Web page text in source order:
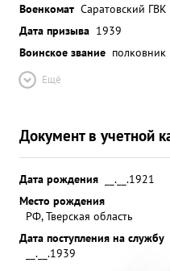
Военкомат Саратовский ГВК
Дата призыва 1939
Воинское звание полковник
Ещё
Документ в учетной
Дата рождения
__.__.1921
Место рождения
РФ, Тверская область
Дата поступления на службу
__.__.1939